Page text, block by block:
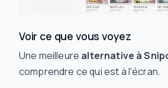
Voir ce que vous voyez
Une meilleure alternative à
comprendre ce qui est à l'écran.